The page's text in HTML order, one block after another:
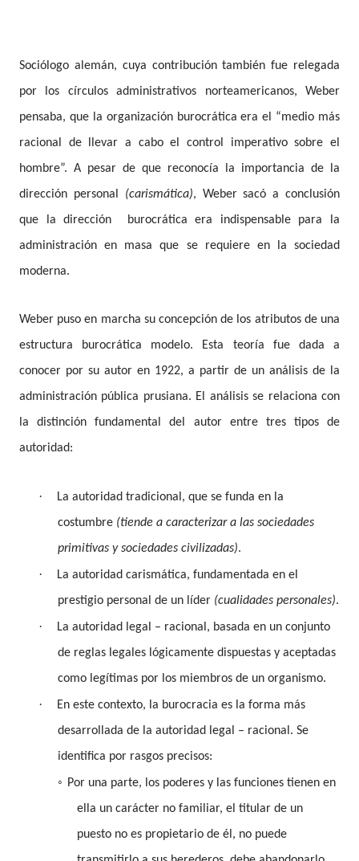
Sociólogo alemán, cuya contribución también fue relegada
por los círculos administrativos norteamericanos, Weber
pensaba, que la organización burocrática era el “medio más
racional de llevar a cabo el control imperativo sobre el
hombre”. A pesar de que reconocía la importancia de la
dirección personal (carismática), Weber sacó a conclusión
que la dirección burocrática era indispensable para la
administración en masa que se requiere en la sociedad
moderna.
Weber puso en marcha su concepción de los atributos de una
estructura burocrática modelo. Esta teoría fue dada a
conocer por su autor en 1922, a partir de un análisis de la
administración pública prusiana. El análisis se relaciona con
la distinción fundamental del autor entre tres tipos de
autoridad:
·
La autoridad tradicional, que se funda en la
costumbre (tiende a caracterizar a las sociedades
primitivas y sociedades civilizadas).
·
La autoridad carismática, fundamentada en el
prestigio personal de un líder (cualidades personales).
·
La autoridad legal – racional, basada en un conjunto
de reglas legales lógicamente dispuestas y aceptadas
como legítimas por los miembros de un organismo.
·
En este contexto, la burocracia es la forma más
desarrollada de la autoridad legal – racional. Se
identifica por rasgos precisos:
◦ Por una parte, los poderes y las funciones tienen en
ella un carácter no familiar, el titular de un
puesto no es propietario de él, no puede